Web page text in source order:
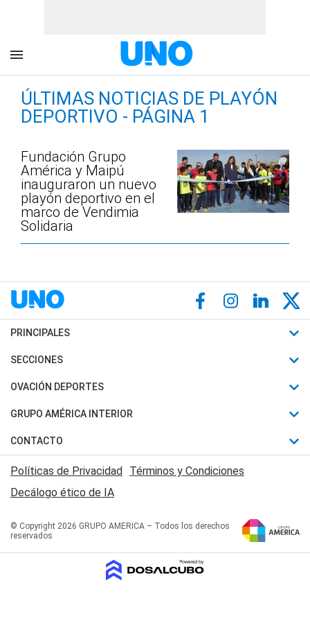
ÚLTIMAS NOTICIAS DE PLAYÓN
DEPORTIVO - PÁGINA 1
Fundación Grupo
América y Maipú
inauguraron un nuevo
playón deportivo en el
marco de Vendimia
Solidaria
PRINCIPALES
Últimas Noticias
Política
Judiciales
Economia
SECCIONES
Horóscopo
Motores
Trucos caseros
Series y Películas
Edictos y Solicitadas
OVACIÓN DEPORTES
Fútbol
Mundial
Automovilismo
Rugby
Básquet
GRUPO AMÉRICA INTERIOR
Canal 7 en Vivo
San Juan 8
CONTACTO
Acerca de Nosotros
Contactanos
Políticas de Privacidad Términos y Condiciones
Decálogo ético de IA
© Copyright 2026 GRUPO AMERICA – Todos los derechos
reservados